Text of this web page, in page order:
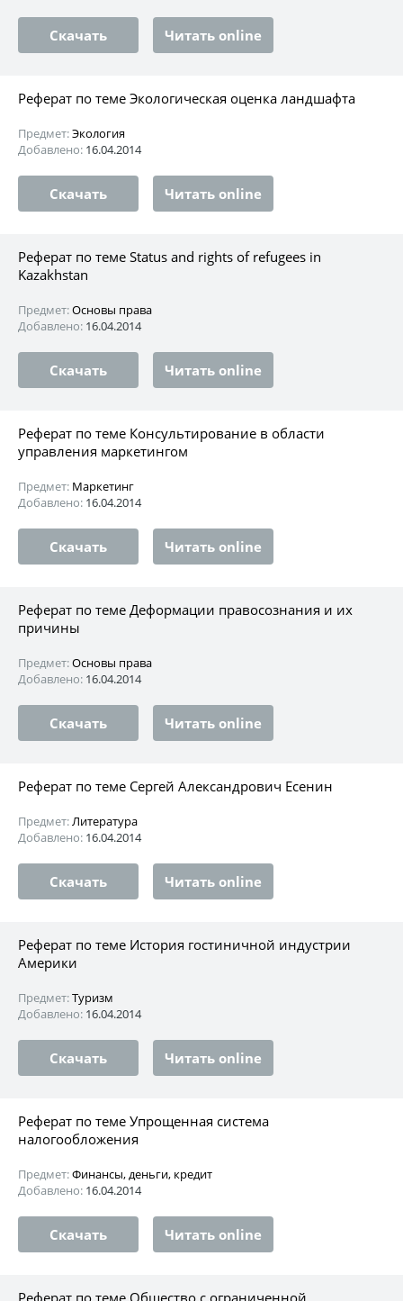
Скачать Читать online
Реферат по теме Экологическая оценка ландшафта
Предмет:Экология
Добавлено: 16.04.2014
Скачать Читать online
Реферат по теме Status and rights of refugees in
Kazakhstan
Предмет:Основы права
Добавлено: 16.04.2014
Скачать Читать online
Реферат по теме Консультирование в области
управления маркетингом
Предмет: Маркетинг
Добавлено: 16.04.2014
Скачать Читать online
Реферат по теме Деформации правосознания и их
причины
Предмет:Основы права
Добавлено: 16.04.2014
Скачать Читать online
Реферат по теме Сергей Александрович Есенин
Предмет:Литература
Добавлено: 16.04.2014
Скачать Читать online
Реферат по теме История гостиничной индустрии
Америки
Предмет:Туризм
Добавлено: 16.04.2014
Скачать Читать online
Реферат по теме Упрощенная система
налогообложения
Предмет:Финансы, деньги, кредит
Добавлено: 16.04.2014
Скачать Читать online
Реферат по теме Общество с ограниченной